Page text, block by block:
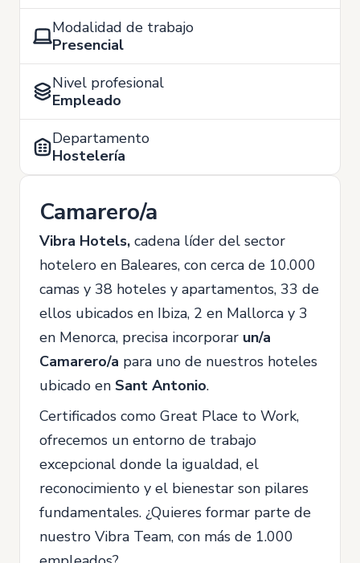
Modalidad de trabajo
Presencial
Nivel profesional
Empleado
Departamento
Hostelería
Camarero/a
Vibra Hotels, cadena líder del sector
hotelero en Baleares, con cerca de 10.000
camas y 38 hoteles y apartamentos, 33 de
ellos ubicados en Ibiza, 2 en Mallorca y 3
en Menorca, precisa incorporar un/a
Camarero/a para uno de nuestros hoteles
ubicado en Sant Antonio.
Certificados como Great Place to Work,
ofrecemos un entorno de trabajo
excepcional donde la igualdad, el
reconocimiento y el bienestar son pilares
fundamentales. ¿Quieres formar parte de
nuestro Vibra Team, con más de 1.000